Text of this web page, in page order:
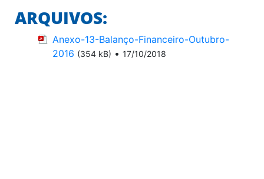
ARQUIVOS:
Anexo-13-Balanço-Financeiro-Outubro-
2016 (354 kB) • 17/10/2018